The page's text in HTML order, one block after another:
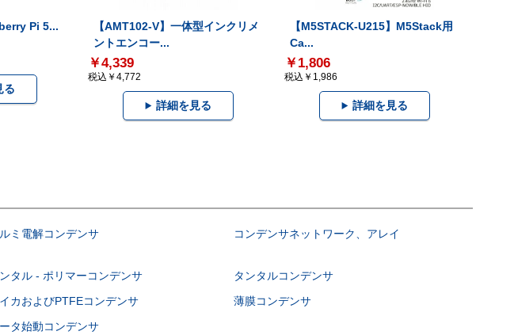
Pi 5...
る
【AMT102-V】一体型インクリメ
ントエンコー...
￥4,339
税込￥4,772
詳細を見る
【M5STACK-U215】M5Stack用
Ca...
￥1,806
税込￥1,986
詳細を見る
ミ電解コンデンサ コンデンサネットワーク、アレイ
タル - ポリマーコンデンサ
タンタルコンデンサ
カおよびPTFEコンデンサ
薄膜コンデンサ
タ始動コンデンサ